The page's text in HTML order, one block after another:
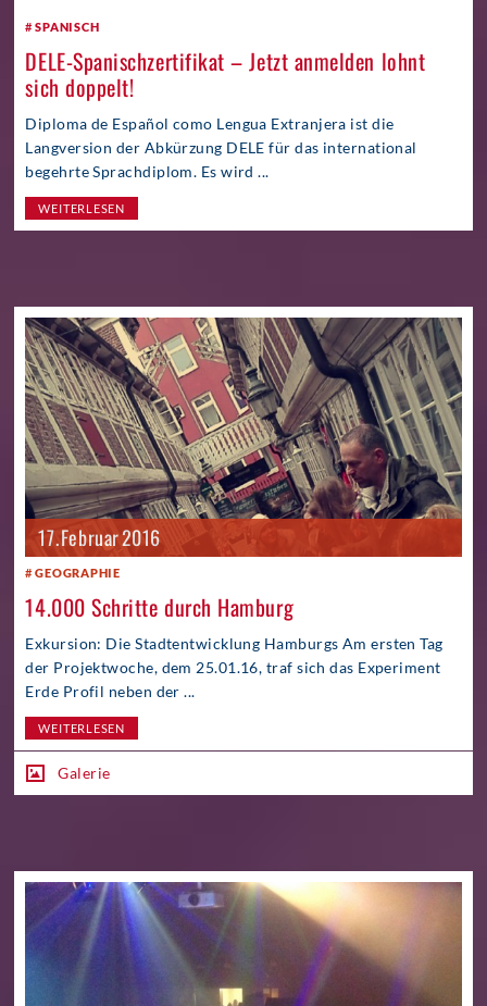
SPANISCH
DELE-Spanischzertifikat – Jetzt anmelden lohnt
sich doppelt!
Diploma de Español como Lengua Extranjera ist die
Langversion der Abkürzung DELE für das international
begehrte Sprachdiplom. Es wird ...
WEITERLESEN
17. Februar 2016
GEOGRAPHIE
14.000 Schritte durch Hamburg
Exkursion: Die Stadtentwicklung Hamburgs Am ersten Tag
der Projektwoche, dem 25.01.16, traf sich das Experiment
Erde Profil neben der ...
WEITERLESEN
Galerie